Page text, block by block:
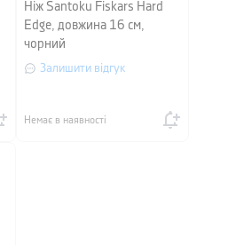
Ніж Santoku Fiskars Hard
Edge, довжина 16 см,
чорний
Залишити відгук
Немає в наявності